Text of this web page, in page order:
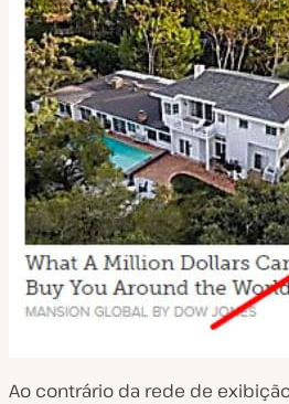
Ao contrário da rede de